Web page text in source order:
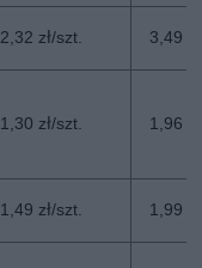
2,32 zł/szt. 3,49
1,30 zł/szt. 1,96
1,49 zł/szt. 1,99